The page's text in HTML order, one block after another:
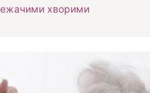
хворими